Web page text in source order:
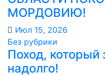
МОРДОВИЮ!️
Июл 15, 2026
Без рубрики
Поход, который
надолго!